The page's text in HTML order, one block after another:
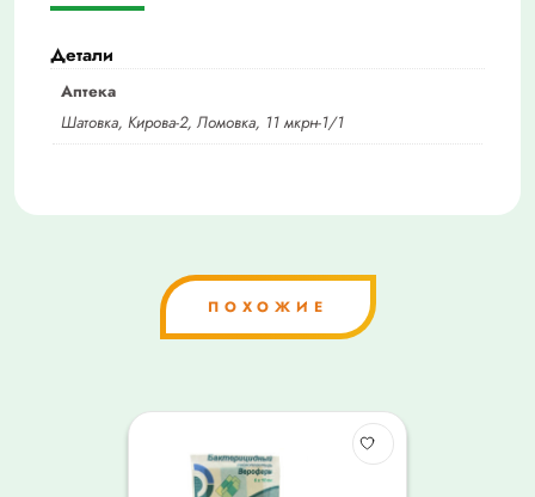
Детали
Аптека
Шатовка, Кирова-2, Ломовка, 11 мкрн-1/1
ПОХОЖИЕ